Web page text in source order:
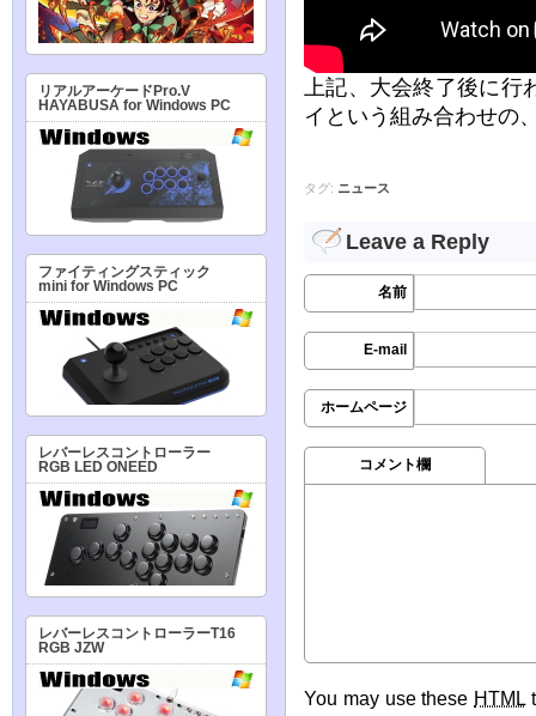
上記、大会終了後に行
イという組み合わせの
タグ: ニュース
Leave a Reply
名前
E-mail
ホームページ
コメント欄
You may use these HTML
リアルアーケードPro.V
HAYABUSA for Windows PC
ファイティングスティック
mini for Windows PC
レバーレスコントローラー
RGB LED ONEED
レバーレスコントローラーT16
RGB JZW